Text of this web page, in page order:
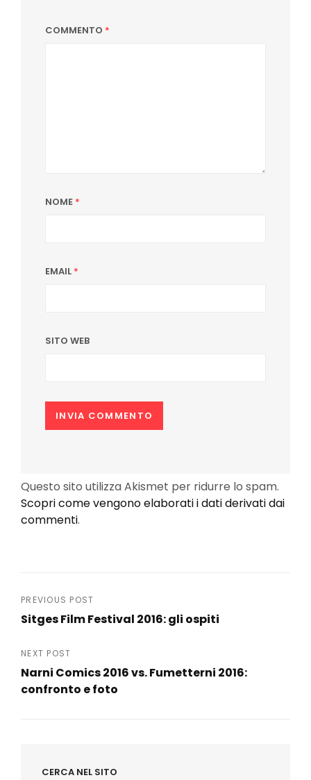
COMMENTO *
NOME *
EMAIL *
SITO WEB
Questo sito utilizza Akismet per ridurre lo spam.
Scopri come vengono elaborati i dati derivati dai
commenti.
Navigazione
articoli
PREVIOUS POST
Sitges Film Festival 2016: gli ospiti
Post
NEXT POST
Narni Comics 2016 vs. Fumetterni 2016:
confronto e foto
CERCA NEL SITO